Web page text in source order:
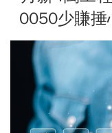
0050少賺捶